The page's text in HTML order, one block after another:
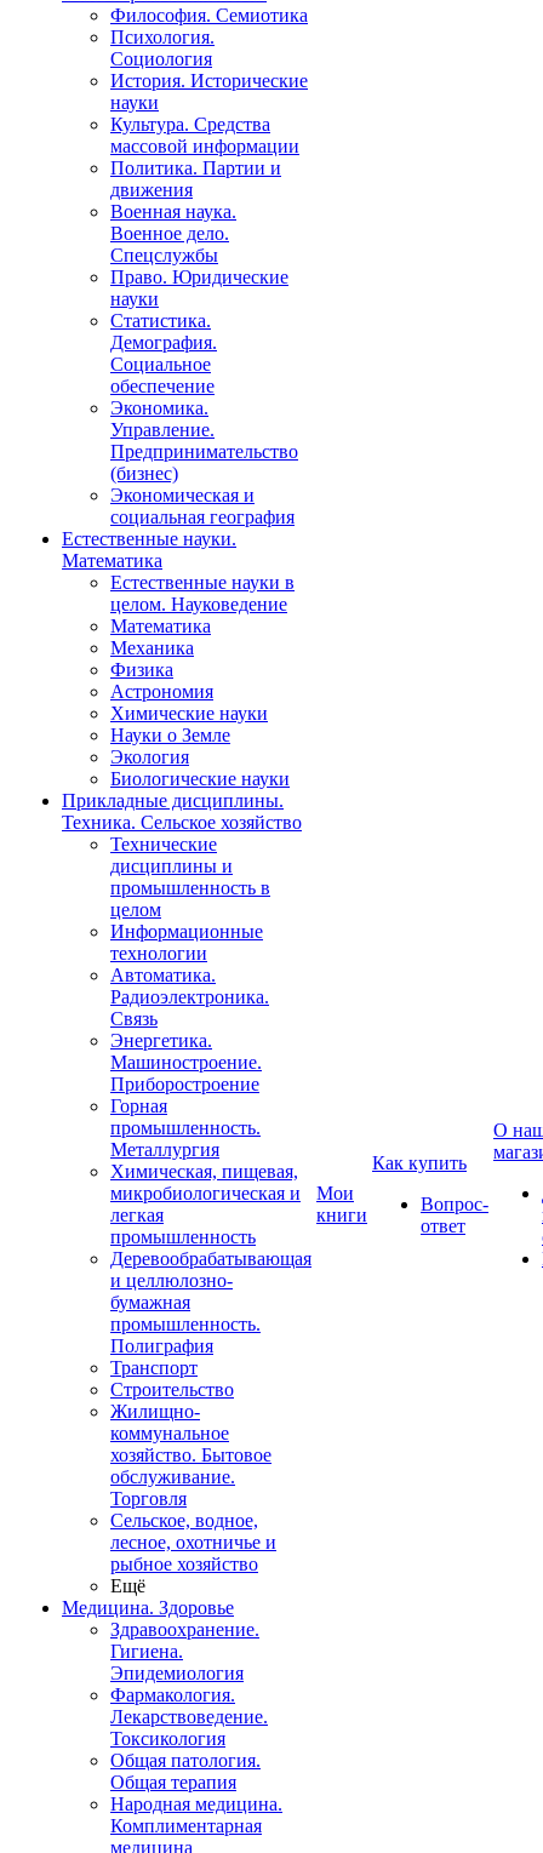
Философия. Семиотика
Психология.
Социология
История. Исторические
науки
Культура. Средства
массовой информации
Политика. Партии и
движения
Военная наука.
Военное дело.
Спецслужбы
Право. Юридические
науки
Статистика.
Демография.
Социальное
обеспечение
Экономика.
Управление.
Предпринимательство
(бизнес)
Экономическая и
социальная география
Естественные науки.
Математика
Естественные науки в
целом. Науковедение
Математика
Механика
Физика
Астрономия
Химические науки
Науки о Земле
Экология
Биологические науки
Прикладные дисциплины.
Техника. Сельское хозяйство
Технические
дисциплины и
промышленность в
целом
Информационные
технологии
Автоматика.
Радиоэлектроника.
Связь
Энергетика.
Машиностроение.
Приборостроение
Горная
промышленность.
Металлургия
Химическая, пищевая,
микробиологическая и
легкая
промышленность
Деревообрабатывающая
и целлюлозно-
бумажная
промышленность.
Полиграфия
Транспорт
Строительство
Жилищно-
коммунальное
хозяйство. Бытовое
обслуживание.
Торговля
Сельское, водное,
лесное, охотничье и
рыбное хозяйство
Ещё
Медицина. Здоровье
Здравоохранение.
Гигиена.
Эпидемиология
Фармакология.
Лекарствоведение.
Токсикология
Общая патология.
Общая терапия
Народная медицина.
Комплиментарная
медицина
Мои
книги
Как купить
Вопрос-
ответ
О